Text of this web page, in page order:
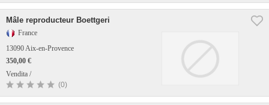
Mâle reproducteur Boettgeri
France
13090 Aix-en-Provence
350,00 €
Vendita /
(0)